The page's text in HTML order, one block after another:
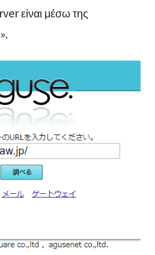
είναι μέσω της